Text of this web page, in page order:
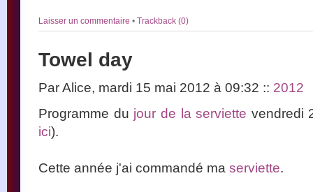
Laisser un commentaire • Trackback (0)
Towel day
Par Alice, mardi 15 mai 2012 à 09:32 :: 2012
Programme du jour de la serviette vendredi
ici).
Cette année j'ai commandé ma serviette.